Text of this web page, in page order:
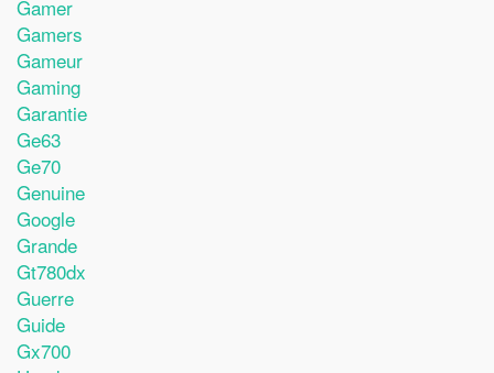
Gamer
Gamers
Gameur
Gaming
Garantie
Ge63
Ge70
Genuine
Google
Grande
Gt780dx
Guerre
Guide
Gx700